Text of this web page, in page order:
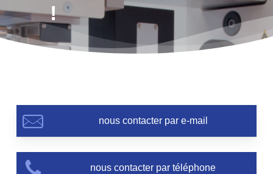
!
nous contacter par e-mail
nous contacter par téléphone